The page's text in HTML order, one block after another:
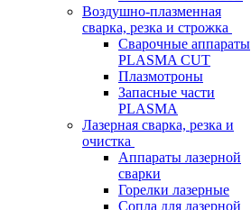
Воздушно-плазменная
сварка, резка и строжка
Сварочные аппараты
PLASMA CUT
Плазмотроны
Запасные части
PLASMA
Лазерная сварка, резка и
очистка
Аппараты лазерной
сварки
Горелки лазерные
Сопла для лазерной